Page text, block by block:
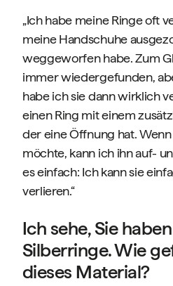
„Ich habe meine Ringe oft
meine Handschuhe
weggeworfen habe. Zum
immer wiedergefunden,
habe ich sie dann wirklich
einen Ring mit einem
der eine Öffnung hat.
möchte, kann ich ihn auf-
es einfach: Ich kann sie
verlieren.“
Ich sehe, Sie
Silberringe. Wie
dieses Material?